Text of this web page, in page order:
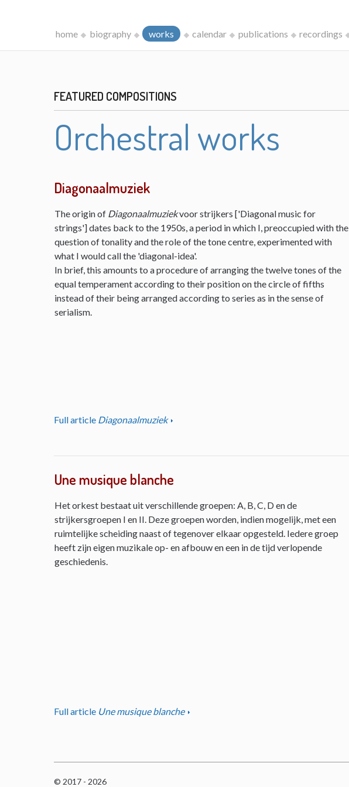
home biography works calendar publications recordings
FEATURED COMPOSITIONS
Orchestral works
Diagonaalmuziek
The origin of Diagonaalmuziekvoor strijkers ['Diagonal music for
strings'] dates back to the 1950s, a period in which I, preoccupied with the
question of tonality and the role of the tone centre, experimented with
what I would call the 'diagonal-idea'.
In brief, this amounts to a procedure of arranging the twelve tones of the
equal temperament according to their position on the circle of fifths
instead of their being arranged according to series as in the sense of
serialism.
Full article Diagonaalmuziek
Une musique blanche
Het orkest bestaat uit verschillende groepen: A, B, C, D en de
strijkersgroepen I en II. Deze groepen worden, indien mogelijk, met een
ruimtelijke scheiding naast of tegenover elkaar opgesteld. Iedere groep
heeft zijn eigen muzikale op- en afbouw en een in de tijd verlopende
geschiedenis.
Full article Une musique blanche
© 2017 - 2026